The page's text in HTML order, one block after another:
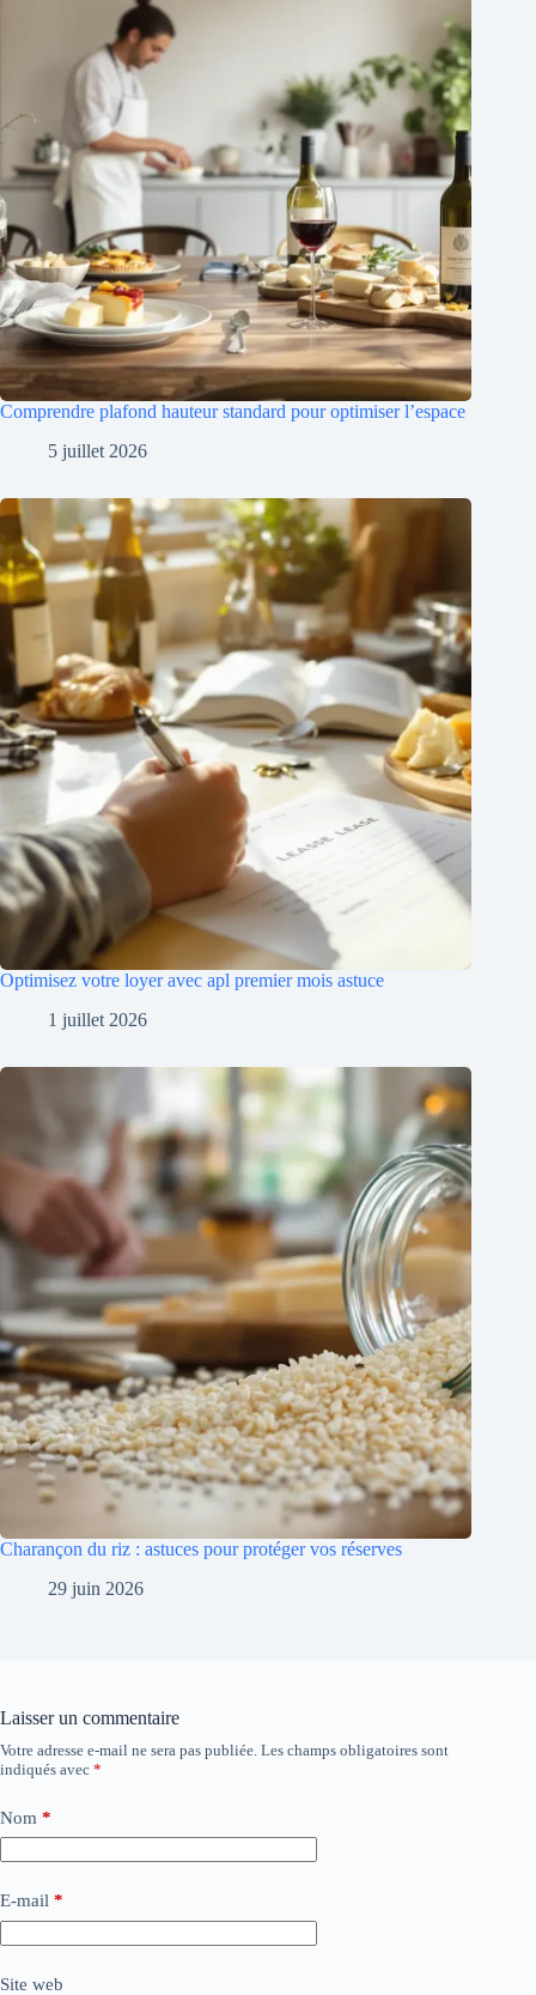
Comprendre plafond hauteur standard pour optimiser l’espace
5 juillet 2026
Optimisez votre loyer avec apl premier mois astuce
1 juillet 2026
Charançon du riz : astuces pour protéger vos réserves
29 juin 2026
Laisser un commentaire
Votre adresse e-mail ne sera pas publiée. Les champs obligatoires sont
indiqués avec *
Nom *
E-mail *
Site web